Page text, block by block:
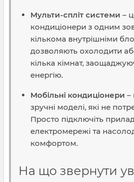
Мульти-спліт системи –
кондиціонери з одним
кількома внутрішніми
дозволяють охолодити
кілька кімнат,
енергію.
Мобільні кондиціонери –
зручні моделі, які не
Просто підключіть
електромережі та
комфортом.
На що звернути